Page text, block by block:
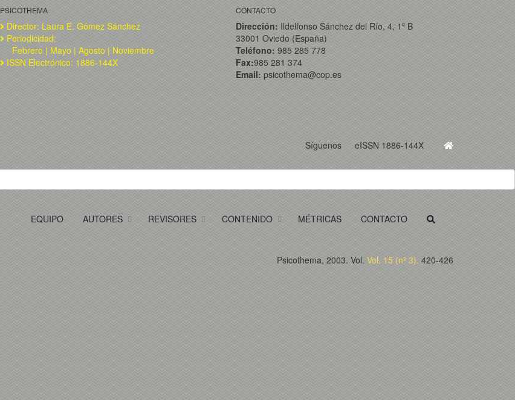
PSICOTHEMA
Director: Laura E. Gómez Sánchez
Periodicidad:
Febrero | Mayo | Agosto | Noviembre
ISSN Electrónico: 1886-144X
CONTACTO
Dirección: Ildelfonso Sánchez del Río, 4, 1º B
33001 Oviedo (España)
Teléfono: 985 285 778
Fax:985 281 374
Email: psicothema@cop.es
Síguenos eISSN 1886-144X
EQUIPO AUTORES REVISORES CONTENIDO MÉTRICAS CONTACTO
Psicothema, 2003. Vol. Vol. 15 (nº 3). 420-426